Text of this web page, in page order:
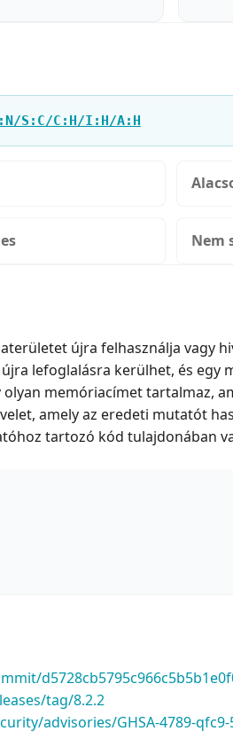
S:C/C:H/I:H/A:H
Nem
újra felhasználja vagy
lefoglalásra kerülhet, és egy
memóriacímet tartalmaz,
amely az eredeti mutatót
tartozó kód tulajdonában
tag/8.2.2
advisories/GHSA-4789-qfc9-